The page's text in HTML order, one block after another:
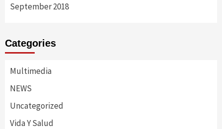
September 2018
Categories
Multimedia
NEWS
Uncategorized
Vida Y Salud